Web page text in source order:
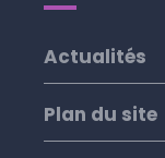
Actualités
Plan du site